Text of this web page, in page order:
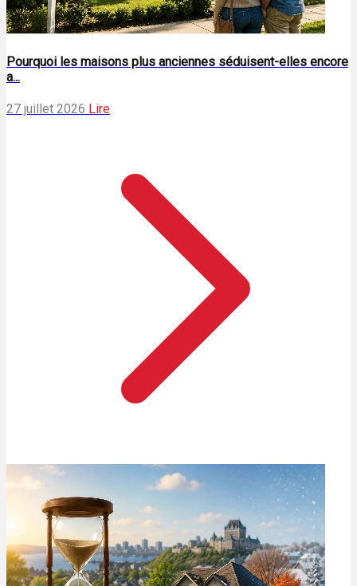
Pourquoi les maisons plus anciennes séduisent-elles encore
a...
27 juillet 2026 Lire